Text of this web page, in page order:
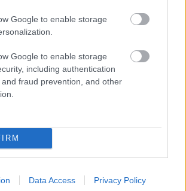
Google to enable storage
Google to enable storage
including authentication
fraud prevention, and other
Data Access Privacy Policy
Múzeum Képző